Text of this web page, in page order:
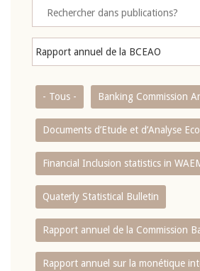
- Tous - Banking Commission
Documents d’Etude et d’Analyse
Financial Inclusion statistics in
Quaterly Statistical Bulletin
Rapport annuel de la Commission
Rapport annuel sur la monétique